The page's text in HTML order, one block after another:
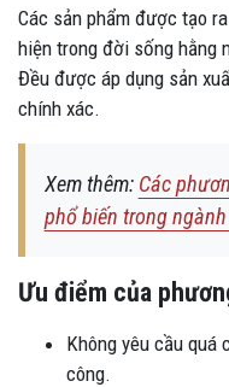
Các sản phẩm được tạo
hiện trong đời sống hằng
Đều được áp dụng sản
chính xác.
Xem thêm: Các
phổ biến trong
Ưu điểm của
Không yêu cầu quá
công.